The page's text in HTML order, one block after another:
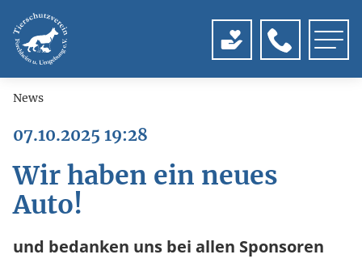
Menu
News
07.10.2025 19:28
Wir haben ein neues
Auto!
und bedanken uns bei allen Sponsoren